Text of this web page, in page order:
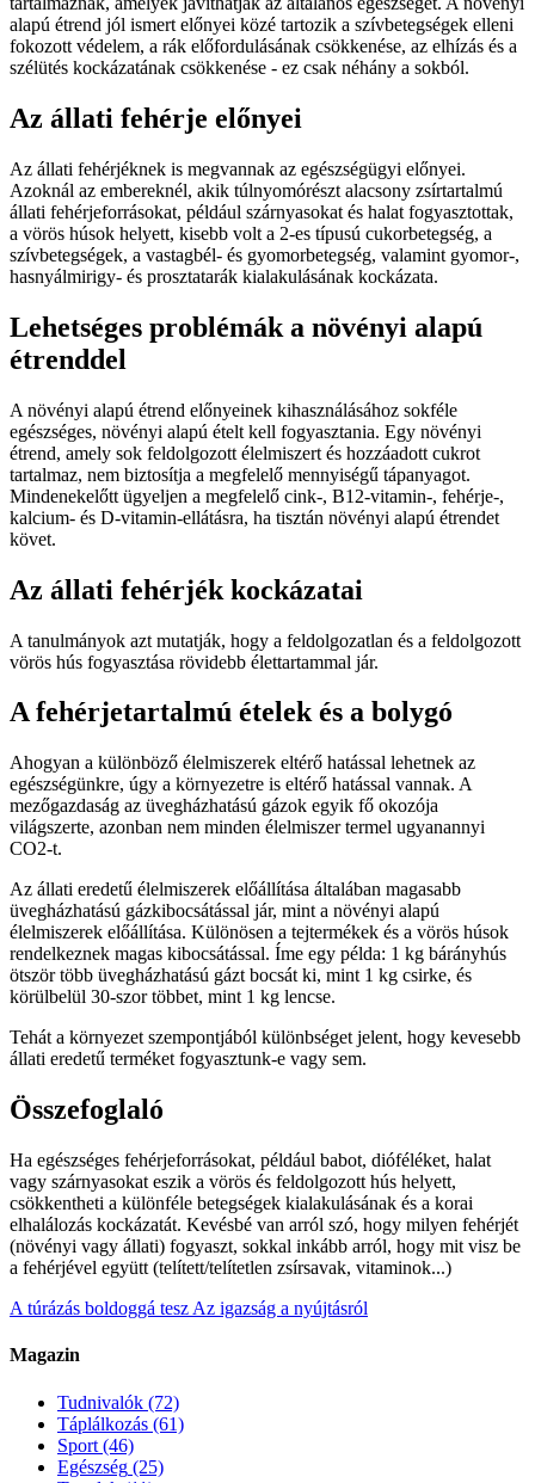
alapú étrend jól ismert előnyei közé tartozik a szívbetegségek elleni
fokozott védelem, a rák előfordulásának csökkenése, az elhízás és a
szélütés kockázatának csökkenése - ez csak néhány a sokból.
Az állati fehérje előnyei
Az állati fehérjéknek is megvannak az egészségügyi előnyei.
Azoknál az embereknél, akik túlnyomórészt alacsony zsírtartalmú
állati fehérjeforrásokat, például szárnyasokat és halat fogyasztottak,
a vörös húsok helyett, kisebb volt a 2-es típusú cukorbetegség, a
szívbetegségek, a vastagbél- és gyomorbetegség, valamint gyomor-,
hasnyálmirigy- és prosztatarák kialakulásának kockázata.
Lehetséges problémák a növényi alapú
étrenddel
A növényi alapú étrend előnyeinek kihasználásához sokféle
egészséges, növényi alapú ételt kell fogyasztania. Egy növényi
étrend, amely sok feldolgozott élelmiszert és hozzáadott cukrot
tartalmaz, nem biztosítja a megfelelő mennyiségű tápanyagot.
Mindenekelőtt ügyeljen a megfelelő cink-, B12-vitamin-, fehérje-,
kalcium- és D-vitamin-ellátásra, ha tisztán növényi alapú étrendet
követ.
Az állati fehérjék kockázatai
A tanulmányok azt mutatják, hogy a feldolgozatlan és a feldolgozott
vörös hús fogyasztása rövidebb élettartammal jár.
A fehérjetartalmú ételek és a bolygó
Ahogyan a különböző élelmiszerek eltérő hatással lehetnek az
egészségünkre, úgy a környezetre is eltérő hatással vannak. A
mezőgazdaság az üvegházhatású gázok egyik fő okozója
világszerte, azonban nem minden élelmiszer termel ugyanannyi
CO2-t.
Az állati eredetű élelmiszerek előállítása általában magasabb
üvegházhatású gázkibocsátással jár, mint a növényi alapú
élelmiszerek előállítása. Különösen a tejtermékek és a vörös húsok
rendelkeznek magas kibocsátással. Íme egy példa: 1 kg bárányhús
ötször több üvegházhatású gázt bocsát ki, mint 1 kg csirke, és
körülbelül 30-szor többet, mint 1 kg lencse.
Tehát a környezet szempontjából különbséget jelent, hogy kevesebb
állati eredetű terméket fogyasztunk-e vagy sem.
Összefoglaló
Ha egészséges fehérjeforrásokat, például babot, dióféléket, halat
vagy szárnyasokat eszik a vörös és feldolgozott hús helyett,
csökkentheti a különféle betegségek kialakulásának és a korai
elhalálozás kockázatát. Kevésbé van arról szó, hogy milyen fehérjét
(növényi vagy állati) fogyaszt, sokkal inkább arról, hogy mit visz be
a fehérjével együtt (telített/telítetlen zsírsavak, vitaminok...)
A túrázás boldoggá tesz Az igazság a nyújtásról
Magazin
Tudnivalók (72)
Táplálkozás (61)
Sport (46)
Egészség (25)